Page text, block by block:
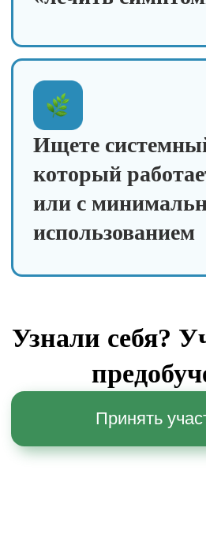
Полезные
чек‑листы, методички,
памятки
Видеоуроки
школы
садоводами
экспертом
участвуйте в